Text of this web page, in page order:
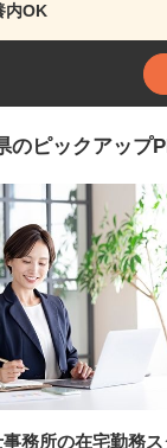
内OK
のピックアップ
務所の在宅勤務ス